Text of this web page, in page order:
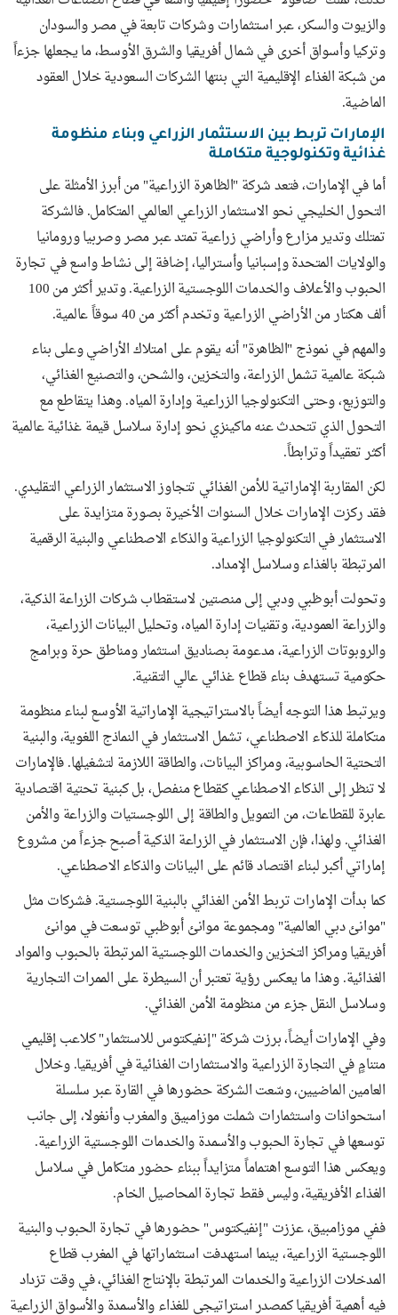
والزيوت والسكر، عبر استثمارات وشركات تابعة في مصر والسودان
وتركيا وأسواق أخرى في شمال أفريقيا والشرق الأوسط، ما يجعلها جزءاً
من شبكة الغذاء الإقليمية التي بنتها الشركات السعودية خلال العقود
الماضية.
الإمارات تربط بين الاستثمار الزراعي وبناء منظومة
غذائية وتكنولوجية متكاملة
أما في الإمارات، فتعد شركة "الظاهرة الزراعية" من أبرز الأمثلة على
التحول الخليجي نحو الاستثمار الزراعي العالمي المتكامل. فالشركة
تمتلك وتدير مزارع وأراضي زراعية تمتد عبر مصر وصربيا ورومانيا
والولايات المتحدة وإسبانيا وأستراليا، إضافة إلى نشاط واسع في تجارة
الحبوب والأعلاف والخدمات اللوجستية الزراعية. وتدير أكثر من 100
ألف هكتار من الأراضي الزراعية وتخدم أكثر من 40 سوقاً عالمية.
والمهم في نموذج "الظاهرة" أنه يقوم على امتلاك الأراضي وعلى بناء
شبكة عالمية تشمل الزراعة، والتخزين، والشحن، والتصنيع الغذائي،
والتوزيع، وحتى التكنولوجيا الزراعية وإدارة المياه. وهذا يتقاطع مع
التحول الذي تتحدث عنه ماكينزي نحو إدارة سلاسل قيمة غذائية عالمية
أكثر تعقيداً وترابطاً.
لكن المقاربة الإماراتية للأمن الغذائي تتجاوز الاستثمار الزراعي التقليدي.
فقد ركزت الإمارات خلال السنوات الأخيرة بصورة متزايدة على
الاستثمار في التكنولوجيا الزراعية والذكاء الاصطناعي والبنية الرقمية
المرتبطة بالغذاء وسلاسل الإمداد.
وتحولت أبوظبي ودبي إلى منصتين لاستقطاب شركات الزراعة الذكية،
والزراعة العمودية، وتقنيات إدارة المياه، وتحليل البيانات الزراعية،
والروبوتات الزراعية، مدعومة بصناديق استثمار ومناطق حرة وبرامج
حكومية تستهدف بناء قطاع غذائي عالي التقنية.
ويرتبط هذا التوجه أيضاً بالاستراتيجية الإماراتية الأوسع لبناء منظومة
متكاملة للذكاء الاصطناعي، تشمل الاستثمار في النماذج اللغوية، والبنية
التحتية الحاسوبية، ومراكز البيانات، والطاقة اللازمة لتشغيلها. فالإمارات
لا تنظر إلى الذكاء الاصطناعي كقطاع منفصل، بل كبنية تحتية اقتصادية
عابرة للقطاعات، من التمويل والطاقة إلى اللوجستيات والزراعة والأمن
الغذائي. ولهذا، فإن الاستثمار في الزراعة الذكية أصبح جزءاً من مشروع
إماراتي أكبر لبناء اقتصاد قائم على البيانات والذكاء الاصطناعي.
كما بدأت الإمارات تربط الأمن الغذائي بالبنية اللوجستية. فشركات مثل
"موانئ دبي العالمية" ومجموعة موانئ أبوظبي توسعت في موانئ
أفريقيا ومراكز التخزين والخدمات اللوجستية المرتبطة بالحبوب والمواد
الغذائية. وهذا ما يعكس رؤية تعتبر أن السيطرة على الممرات التجارية
وسلاسل النقل جزء من منظومة الأمن الغذائي.
وفي الإمارات أيضاً، برزت شركة "إنفيكتوس للاستثمار" كلاعب إقليمي
متنامٍ في التجارة الزراعية والاستثمارات الغذائية في أفريقيا. وخلال
العامين الماضيين، وسّعت الشركة حضورها في القارة عبر سلسلة
استحواذات واستثمارات شملت موزامبيق والمغرب وأنغولا، إلى جانب
توسعها في تجارة الحبوب والأسمدة والخدمات اللوجستية الزراعية.
ويعكس هذا التوسع اهتماماً متزايداً ببناء حضور متكامل في سلاسل
الغذاء الأفريقية، وليس فقط تجارة المحاصيل الخام.
ففي موزامبيق، عززت "إنفيكتوس" حضورها في تجارة الحبوب والبنية
اللوجستية الزراعية، بينما استهدفت استثماراتها في المغرب قطاع
المدخلات الزراعية والخدمات المرتبطة بالإنتاج الغذائي، في وقت تزداد
فيه أهمية أفريقيا كمصدر استراتيجي للغذاء والأسمدة والأسواق الزراعية